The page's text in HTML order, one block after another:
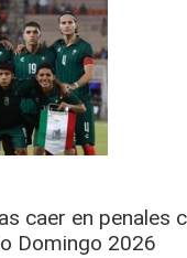
caer en penales
Domingo 2026